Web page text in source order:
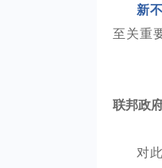
新
至关重
联邦政
对